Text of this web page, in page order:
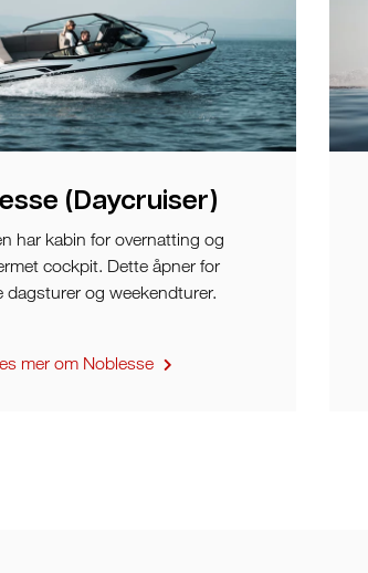
(Daycruiser)
har kabin for overnatting og
cockpit. Dette åpner for
dagsturer og weekendturer.
mer om Noblesse